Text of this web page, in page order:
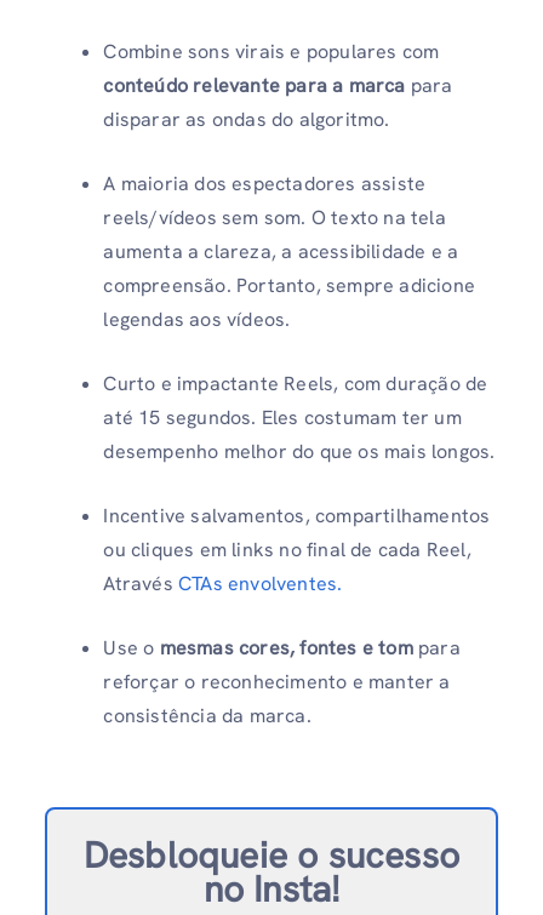
Combine sons virais e populares com
conteúdo relevante para a marca para
disparar as ondas do algoritmo.
A maioria dos espectadores assiste
reels/vídeos sem som. O texto na tela
aumenta a clareza, a acessibilidade e a
compreensão. Portanto, sempre adicione
legendas aos vídeos.
Curto e impactante Reels, com duração de
até 15 segundos. Eles costumam ter um
desempenho melhor do que os mais longos.
Incentive salvamentos, compartilhamentos
ou cliques em links no final de cada Reel,
Através CTAs envolventes.
Use o mesmas cores, fontes e tompara
reforçar o reconhecimento e manter a
consistência da marca.
Desbloqueie o sucesso
no Insta!